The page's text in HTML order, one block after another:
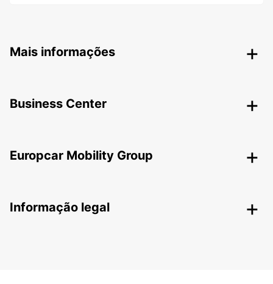
Mais informações
Business Center
Europcar Mobility Group
Informação legal